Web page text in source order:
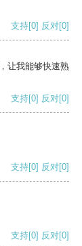
支持[0] 反对[0]
让我能够快速熟
支持[0] 反对[0]
支持[0] 反对[0]
支持[0] 反对[0]